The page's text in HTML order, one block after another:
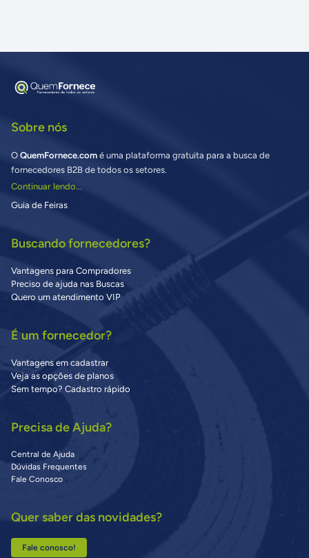
Sobre nós
O QuemFornece.com é uma plataforma gratuita para a busca de
fornecedores B2B de todos os setores.
Continuar lendo...
Guia de Feiras
Buscando fornecedores?
Vantagens para Compradores
Preciso de ajuda nas Buscas
Quero um atendimento VIP
É um fornecedor?
Vantagens em cadastrar
Veja as opções de planos
Sem tempo? Cadastro rápido
Precisa de Ajuda?
Central de Ajuda
Dúvidas Frequentes
Fale Conosco
Quer saber das novidades?
Fale conosco!